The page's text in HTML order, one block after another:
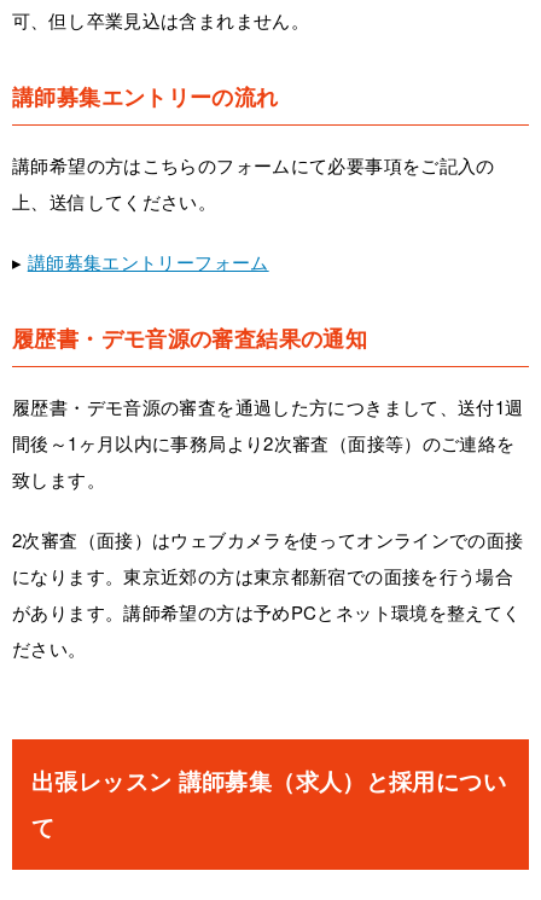
可、但し卒業見込は含まれません。
講師募集エントリーの流れ
講師希望の方はこちらのフォームにて必要事項をご記入の
上、送信してください。
▸ 講師募集エントリーフォーム
履歴書・デモ音源の審査結果の通知
履歴書・デモ音源の審査を通過した方につきまして、送付1週
間後～1ヶ月以内に事務局より2次審査（面接等）のご連絡を
致します。
2次審査（面接）はウェブカメラを使ってオンラインでの面接
になります。東京近郊の方は東京都新宿での面接を行う場合
があります。講師希望の方は予めPCとネット環境を整えてく
ださい。
出張レッスン 講師募集（求人）と採用につい
て